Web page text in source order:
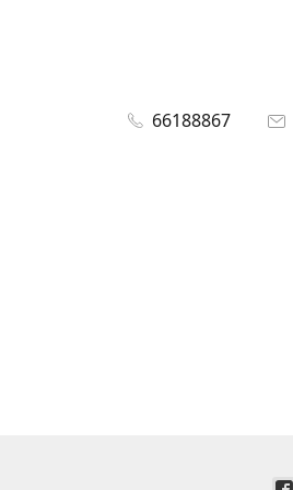
66188867